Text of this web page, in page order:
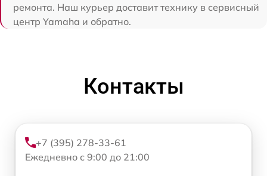
ремонта. Наш курьер доставит технику в сервисный
центр Yamaha и обратно.
Контакты
+7 (395) 278-33-61
Ежедневно с 9:00 до 21:00